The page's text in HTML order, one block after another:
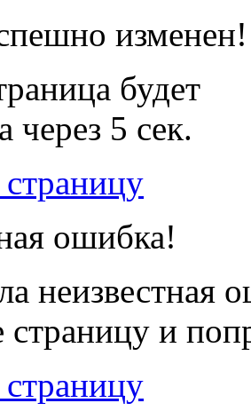
изменен!
будет
через 5 сек.
ошибка!
неизвестная
и